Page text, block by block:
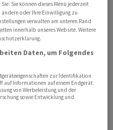
in diesem Zusammenhang
sich schon, dass das,
an Massnahmen
seine Wirkung auch
seien besser
zu halten.
in der
unter Druck - vor allem
Sie können dieses Menü jederzeit
oder Ihre Einwilligung zu
verwalten am unteren Rand
innerhalb unseres Website. Weitere
Daten, um Folgendes
zur Identifikation
auf Informationen auf einem Endgerät.
von Werbeleistung und der
sowie Entwicklung und